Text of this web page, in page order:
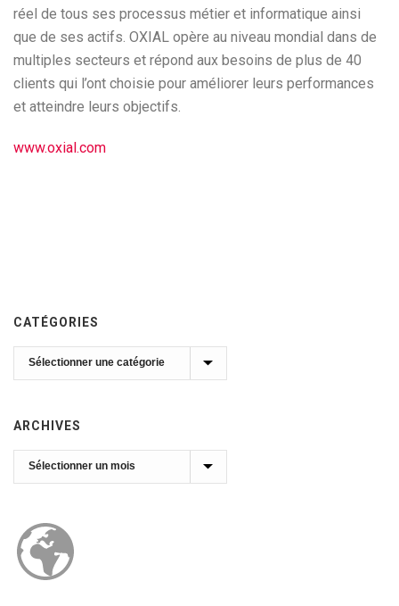
réel de tous ses processus métier et informatique ainsi
que de ses actifs. OXIAL opère au niveau mondial dans de
multiples secteurs et répond aux besoins de plus de 40
clients qui l’ont choisie pour améliorer leurs performances
et atteindre leurs objectifs.
www.oxial.com
CATÉGORIES
Catégories
ARCHIVES
Archives